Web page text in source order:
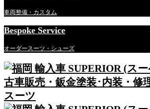
車両整備・カスタム
Bespoke Service
オーダースーツ・シューズ